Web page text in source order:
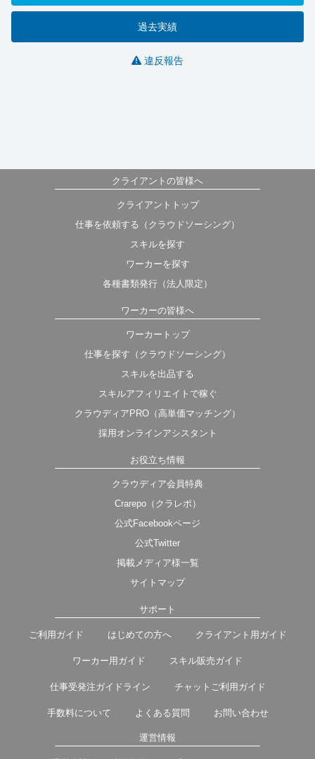
過去実績
違反報告
クライアントの皆様へ
クライアントトップ
仕事を依頼する（クラウドソーシング）
スキルを探す
ワーカーを探す
各種書類発行（法人限定）
ワーカーの皆様へ
ワーカートップ
仕事を探す（クラウドソーシング）
スキルを出品する
スキルアフィリエイトで稼ぐ
クラウディアPRO（高単価マッチング）
採用オンラインアシスタント
お役立ち情報
クラウディア会員特典
Crarepo（クラレポ）
公式Facebookページ
公式Twitter
掲載メディア様一覧
サイトマップ
サポート
ご利用ガイド はじめての方へ クライアント用ガイド
ワーカー用ガイド スキル販売ガイド
仕事受発注ガイドライン チャットご利用ガイド
手数料について よくある質問 お問い合わせ
運営情報